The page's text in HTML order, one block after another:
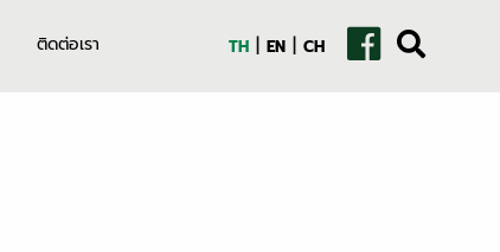
ติดต่อเรา TH | EN | CH